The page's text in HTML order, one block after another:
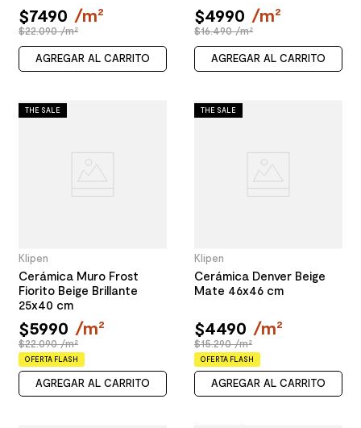
$7490 /m²
$22.090 /m²
AGREGAR AL CARRITO
$4990 /m²
$16.490 /m²
AGREGAR AL CARRITO
THE SALE
Klipen
Cerámica Muro Frost
Fiorito Beige Brillante
25x40 cm
$5990 /m²
$22.090 /m²
OFERTA FLASH
AGREGAR AL CARRITO
THE SALE
Klipen
Cerámica Denver Beige
Mate 46x46 cm
$4490 /m²
$15.290 /m²
OFERTA FLASH
AGREGAR AL CARRITO